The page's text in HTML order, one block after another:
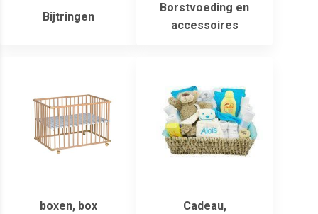
Bijtringen
Borstvoeding en
accessoires
boxen, box
Cadeau,